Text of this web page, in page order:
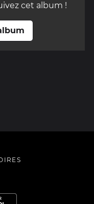
cet album !